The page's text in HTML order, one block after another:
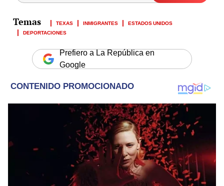
TEXAS INMIGRANTES
ESTADOS UNIDOS
DEPORTACIONES
Prefiero a La República en
Google